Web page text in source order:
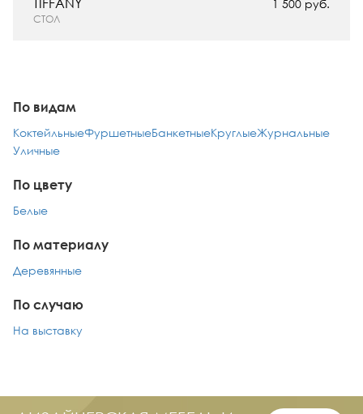
1 500 руб.
СТОЛ
TIFFANY
По видам
КоктейльныеФуршетныеБанкетныеКруглыеЖурнальные
Уличные
По цвету
Белые
По материалу
Деревянные
По случаю
На выставку